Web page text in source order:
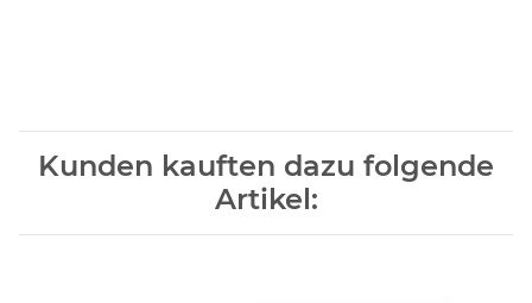
Kunden kauften dazu folgende
Artikel: